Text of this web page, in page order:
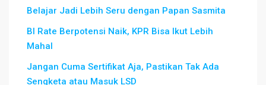
Belajar Jadi Lebih Seru dengan Papan Sasmita
BI Rate Berpotensi Naik, KPR Bisa Ikut Lebih
Mahal
Jangan Cuma Sertifikat Aja, Pastikan Tak Ada
Sengketa atau Masuk LSD